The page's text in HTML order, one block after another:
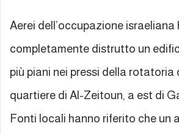
Aerei dell’occupazione israeliana
completamente distrutto un
più piani nei pressi della rotatoria
quartiere di Al-Zeitoun, a est di
Fonti locali hanno riferito che un